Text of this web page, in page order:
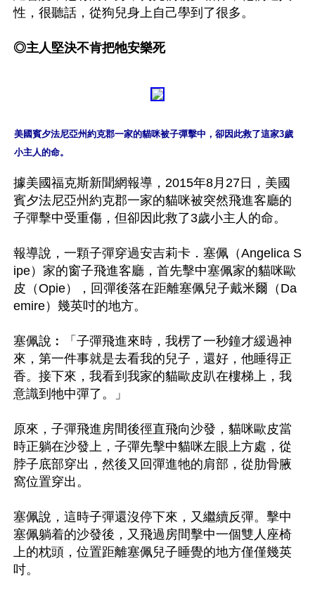
性，很聽話，從狗兒身上自己學到了很多。
◎主人堅決不肯把牠安樂死
美國賓夕法尼亞州約克郡一家的貓咪被子彈擊中，卻因此救了這家3歲
據美國福克斯新聞網報導，2015年8月27日，美國
賓夕法尼亞州約克郡一家的貓咪被突然飛進客廳的
子彈擊中受重傷，但卻因此救了3歲小主人的命。
報導說，一顆子彈穿過安吉莉卡．塞佩（Angelica S
ipe）家的窗子飛進客廳，首先擊中塞佩家的貓咪歐
皮（Opie），回彈後落在距離塞佩兒子戴米爾（Da
emire）幾英吋的地方。
塞佩說︰「子彈飛進來時，我楞了一秒鐘才緩過神
來，第一件事就是去看我的兒子，還好，他睡得正
香。接下來，我看到我家的貓歐皮趴在樓梯上，我
意識到牠中彈了。」
原來，子彈飛進房間後徑直飛向沙發，貓咪歐皮當
時正躺在沙發上，子彈先擊中貓咪左眼上方處，從
脖子底部穿出，然後又回彈進牠的肩部，從肋骨腋
窩位置穿出。
塞佩說，這時子彈還沒停下來，又繼續反彈。擊中
塞佩躺着的沙發後，又飛過房間擊中一個雙人座椅
上的枕頭，位置距離塞佩兒子睡覺的地方僅僅幾英
吋。